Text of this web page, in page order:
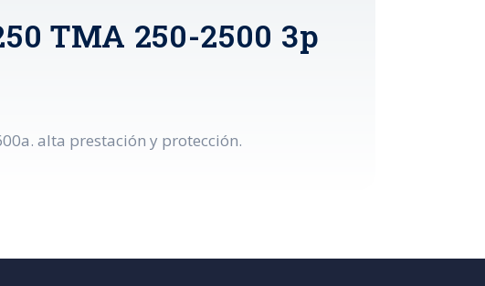
TMA 250-2500 3p
alta prestación y protección.